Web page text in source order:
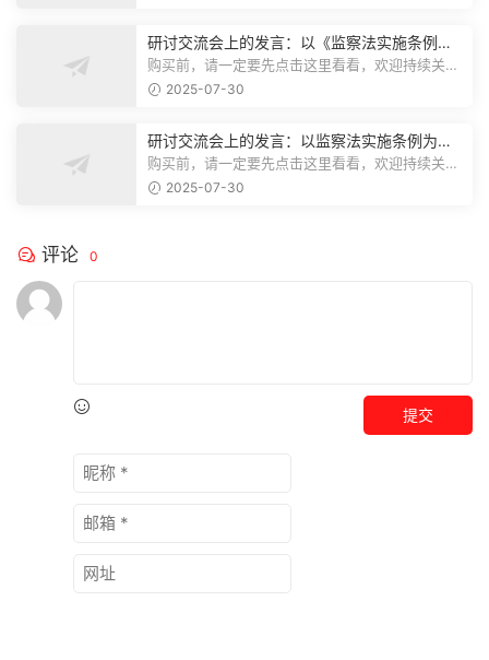
研讨交流会上的发言：以《监察法实施条例》
为纲,推动巡察工作高质量发展
购买前，请一定要先点击这里看看，欢迎持续关
注，精彩模板每天推送预览结束，本文...
2025-07-30
研讨交流会上的发言：以监察法实施条例为纲
推动巡察工作高质量发展
购买前，请一定要先点击这里看看，欢迎持续关
注，精彩模板每天推送预览结束，本文...
2025-07-30
评论 0
提交